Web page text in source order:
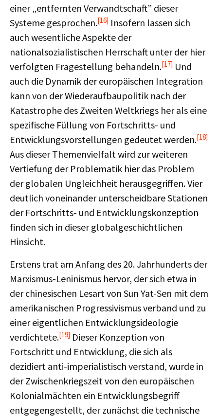
einer „entfernten Verwandtschaft” dieser
Systeme gesprochen.[16] Insofern lassen sich
auch wesentliche Aspekte der
nationalsozialistischen Herrschaft unter der hier
verfolgten Fragestellung behandeln.[17] Und
auch die Dynamik der europäischen Integration
kann von der Wiederaufbaupolitik nach der
Katastrophe des Zweiten Weltkriegs her als eine
spezifische Füllung von Fortschritts- und
Entwicklungsvorstellungen gedeutet werden.[18]
Aus dieser Themenvielfalt wird zur weiteren
Vertiefung der Problematik hier das Problem
der globalen Ungleichheit herausgegriffen. Vier
deutlich voneinander unterscheidbare Stationen
der Fortschritts- und Entwicklungskonzeption
finden sich in dieser globalgeschichtlichen
Hinsicht.
Erstens trat am Anfang des 20. Jahrhunderts der
Marxismus-Leninismus hervor, der sich etwa in
der chinesischen Lesart von Sun Yat-Sen mit dem
amerikanischen Progressivismus verband und zu
einer eigentlichen Entwicklungsideologie
verdichtete.[19] Dieser Konzeption von
Fortschritt und Entwicklung, die sich als
dezidiert anti-imperialistisch verstand, wurde in
der Zwischenkriegszeit von den europäischen
Kolonialmächten ein Entwicklungsbegriff
entgegengestellt, der zunächst die technische